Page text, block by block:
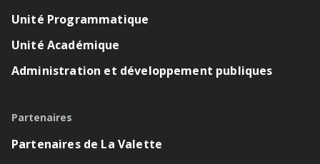
Unité Programmatique
Unité Académique
Administration et développement publiques
Partenaires
Partenaires de La Valette